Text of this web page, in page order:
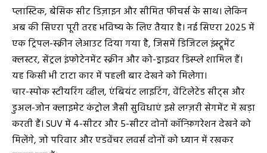
प्लास्टिक, बेसिक सीट डिज़ाइन और सीमित फीचर्स के साथ। लेकिन
अब की सिएरा पूरी तरह भविष्य के लिए तैयार है। नई सिएरा 2025 में
एक ट्रिपल-स्क्रीन लेआउट दिया गया है, जिसमें डिजिटल इंस्ट्रूमेंट
क्लस्टर, सेंट्रल इंफोटेनमेंट स्क्रीन और को-ड्राइवर डिस्प्ले शामिल हैं।
यह किसी भी टाटा कार में पहली बार देखने को मिलेगा।
चार-स्पोक स्टीयरिंग व्हील, एंबियंट लाइटिंग, वेंटिलेटेड सीट्स और
डुअल-जोन क्लाइमेट कंट्रोल जैसी सुविधाएं इसे लग्ज़री सेगमेंट में खड़ा
करती हैं। SUV में 4-सीटर और 5-सीटर दोनों कॉन्फ़िगरेशन देखने को
मिलेंगे, जो परिवार और एडवेंचर लवर्स दोनों को ध्यान में रखकर